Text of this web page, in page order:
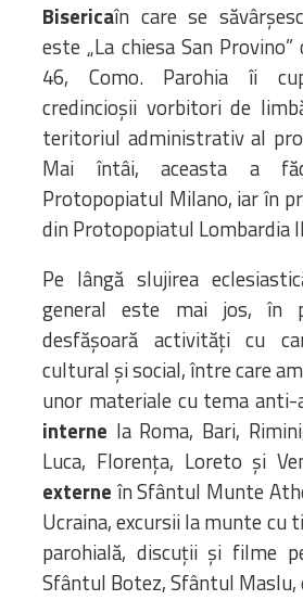
Bisericaîn care se
este „La chiesa San
46, Como. Parohia îi
credincioșii vorbitori de
teritoriul administrativ al
Mai întâi, aceasta a
Protopopiatul Milano, iar în
din Protopopiatul Lombardia
Pe lângă slujirea
general este mai jos, în
desfășoară activităţi cu
cultural și social, între care
unor materiale cu tema anti-
interne la Roma, Bari,
Luca, Florența, Loreto și
externe în Sfântul Munte
Ucraina, excursii la munte cu
parohială, discuţii și filme
Sfântul Botez, Sfântul Maslu,